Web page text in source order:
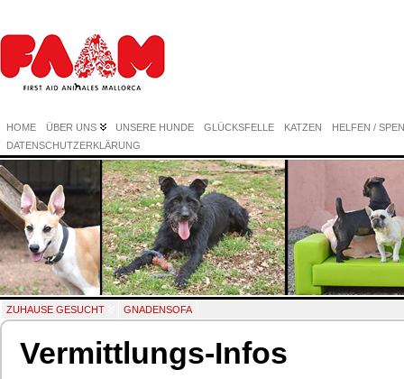
HOME ÜBER UNS UNSERE HUNDE GLÜCKSFELLE KATZEN
HELFEN /
DATENSCHUTZERKLÄRUNG
ZUHAUSE GESUCHT GNADENSOFA
Vermittlungs-Infos